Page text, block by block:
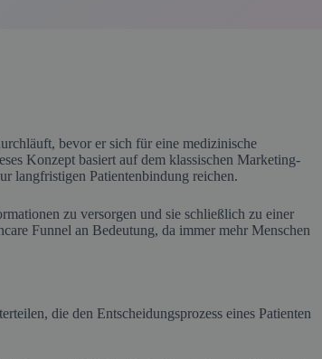
bevor er sich für eine medizinische
Konzept basiert auf dem klassischen Marketing-
langfristigen Patientenbindung reichen.
zu versorgen und sie schließlich zu einer
Funnel an Bedeutung, da immer mehr Menschen
die den Entscheidungsprozess eines Patienten